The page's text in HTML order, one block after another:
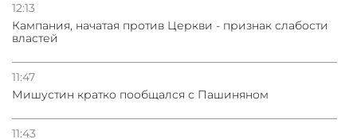
12:13
Кампания, начатая против Церкви - признак слабости
властей
11:47
Мишустин кратко пообщался с Пашиняном
11:43